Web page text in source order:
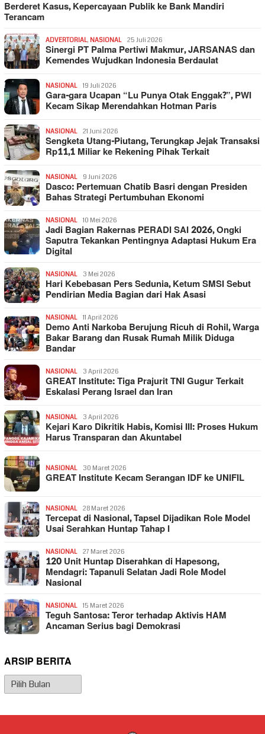
Berderet Kasus, Kepercayaan Publik ke Bank Mandiri
Terancam
ADVERTORIAL, NASIONAL 25 Juli 2026
Sinergi PT Palma Pertiwi Makmur, JARSANAS dan
Kemendes Wujudkan Indonesia Berdaulat
NASIONAL 19 Juli 2026
Gara-gara Ucapan “Lu Punya Otak Enggak?”, PWI
Kecam Sikap Merendahkan Hotman Paris
NASIONAL 21 Juni 2026
Sengketa Utang-Piutang, Terungkap Jejak Transaksi
Rp11,1 Miliar ke Rekening Pihak Terkait
NASIONAL 9 Juni 2026
Dasco: Pertemuan Chatib Basri dengan Presiden
Bahas Strategi Pertumbuhan Ekonomi
NASIONAL 10 Mei 2026
Jadi Bagian Rakernas PERADI SAI 2026, Ongki
Saputra Tekankan Pentingnya Adaptasi Hukum Era
Digital
NASIONAL 3 Mei 2026
Hari Kebebasan Pers Sedunia, Ketum SMSI Sebut
Pendirian Media Bagian dari Hak Asasi
NASIONAL 11 April 2026
Demo Anti Narkoba Berujung Ricuh di Rohil, Warga
Bakar Barang dan Rusak Rumah Milik Diduga
Bandar
NASIONAL 3 April 2026
GREAT Institute: Tiga Prajurit TNI Gugur Terkait
Eskalasi Perang Israel dan Iran
NASIONAL 3 April 2026
Kejari Karo Dikritik Habis, Komisi III: Proses Hukum
Harus Transparan dan Akuntabel
NASIONAL 30 Maret 2026
GREAT Institute Kecam Serangan IDF ke UNIFIL
NASIONAL 28 Maret 2026
Tercepat di Nasional, Tapsel Dijadikan Role Model
Usai Serahkan Huntap Tahap I
NASIONAL 27 Maret 2026
120 Unit Huntap Diserahkan di Hapesong,
Mendagri: Tapanuli Selatan Jadi Role Model
Nasional
NASIONAL 15 Maret 2026
Teguh Santosa: Teror terhadap Aktivis HAM
Ancaman Serius bagi Demokrasi
ARSIP BERITA
Arsip
Berita